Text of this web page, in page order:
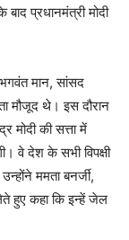
प्रधानमंत्री मोदी
भगवंत मान, सांसद
मौजूद थे। इस दौरान
मोदी की सत्ता में
वे देश के सभी विपक्षी
ममता बनर्जी,
हुए कहा कि इन्हें जेल